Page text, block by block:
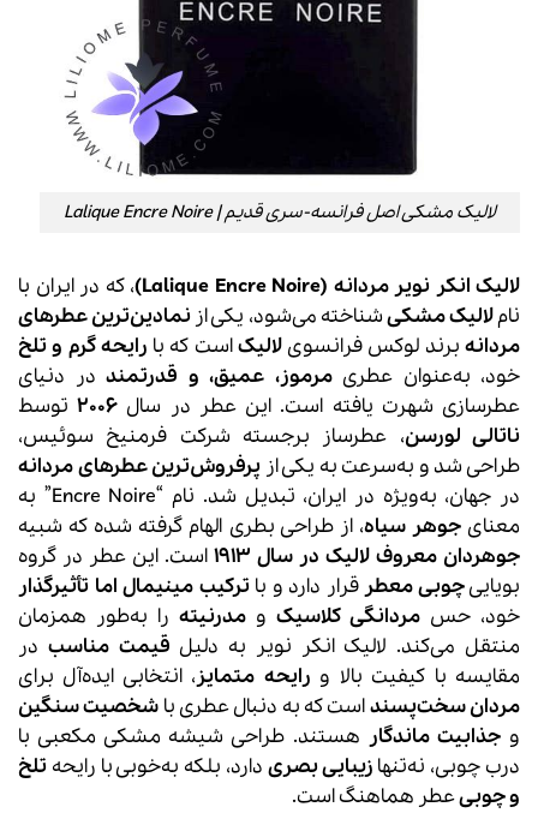
لالیک مشکی اصل فرانسه-سری قدیم | Lalique Encre Noire
لالیک انکر نویر مردانه (Lalique Encre Noire)
، که در ایران با
ناملالیک مشکیشناخته می‌شود، یکی از نمادین‌ترین عطرهای
مردانهبرند لوکس فرانسویلالیکاست که با رایحه گرم و تلخ
خود، به‌عنوان عطریمرموز، عمیق، و قدرتمند در دنیای
عطرسازی شهرت یافته است. این عطر در سال 2006توسط
ناتالی لورسن، عطرساز برجسته شرکت فرمنیخ سوئیس،
طراحی شد و به‌سرعت به یکی از پرفروش‌ترین عطرهای مردانه
در جهان، به‌ویژه در ایران، تبدیل شد. نام “Encre Noire” به
معنایجوهر سیاه، از طراحی بطری الهام گرفته شده که شبیه
جوهردان معروف لالیک در سال 1913
است. این عطر در گروه
بویاییچوبی معطر قرار دارد و باترکیب مینیمال اما تأثیرگذار
خود، حس مردانگی کلاسیک و مدرنیته را به‌طور همزمان
منتقل می‌کند. لالیک انکر نویر به دلیل قیمت مناسب در
مقایسه با کیفیت بالا و رایحه متمایز، انتخابی ایده‌آل برای
مردان سخت‌پسنداست که به دنبال عطری با شخصیت سنگین
و جذابیت ماندگار هستند. طراحی شیشه مشکی مکعبی با
درب چوبی، نه‌تنها زیبایی بصری دارد، بلکه به‌خوبی با رایحه تلخ
و چوبیعطر هماهنگ است.